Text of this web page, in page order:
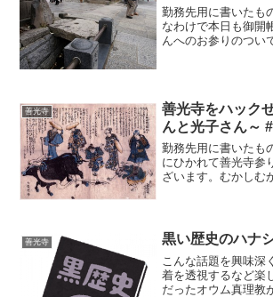
勤務先用に書いたも
なわけで本日も御開
んへのお参りのつい
か見どころがたくさ...
善光寺
善光寺をハック
んと光子さん～
勤務先用に書いたも
にひかれて善光寺参
ざいます。むかしむ
ゃったと。で、ばあ
善光寺 黒い歴史のハナ
こんな話題を興味深
着を透視するなど楽
だったオウム真理教